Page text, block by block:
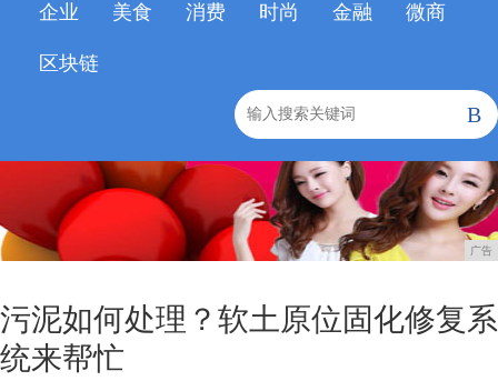
企业 美食 消费 时尚 金融 微商
区块链
B
广告
污泥如何处理？软土原位固化修复系
统来帮忙